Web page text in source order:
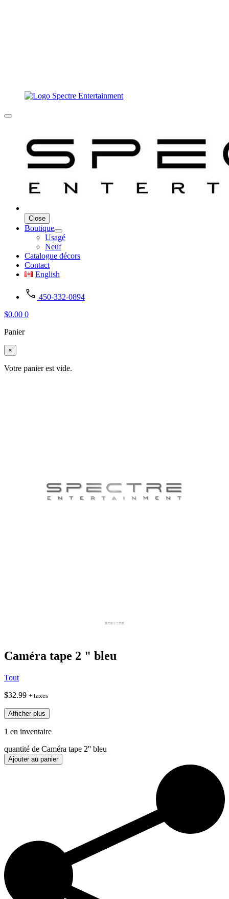
Close
Boutique
Usagé
Neuf
Catalogue décors
Contact
English
450-332-0894
$0.00 0
Panier
×
Votre panier est vide.
Caméra tape 2 " bleu
Tout
$32.99 + taxes
Afficher plus
1 en inventaire
quantité de Caméra tape 2'' bleu
Ajouter au panier